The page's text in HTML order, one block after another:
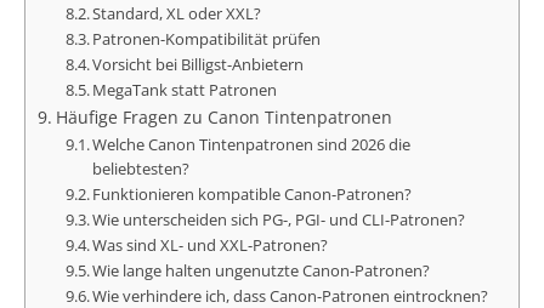
Standard, XL oder XXL?
Patronen-Kompatibilität prüfen
Vorsicht bei Billigst-Anbietern
MegaTank statt Patronen
Häufige Fragen zu Canon Tintenpatronen
Welche Canon Tintenpatronen sind 2026 die
beliebtesten?
Funktionieren kompatible Canon-Patronen?
Wie unterscheiden sich PG-, PGI- und CLI-Patronen?
Was sind XL- und XXL-Patronen?
Wie lange halten ungenutzte Canon-Patronen?
Wie verhindere ich, dass Canon-Patronen eintrocknen?